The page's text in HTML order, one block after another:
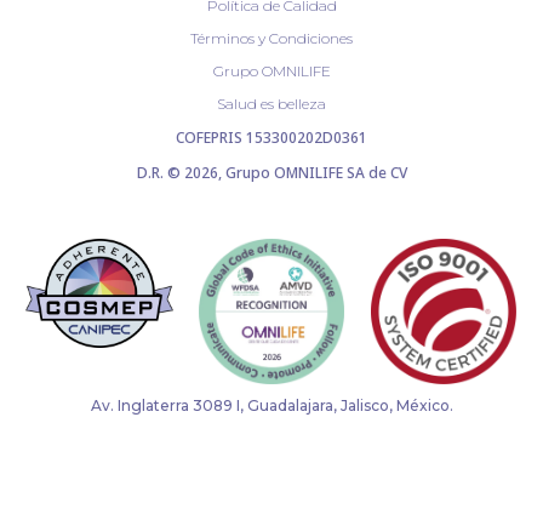
Política de Calidad
Términos y Condiciones
Grupo OMNILIFE
Salud es belleza
COFEPRIS 153300202D0361
D.R. © 2026, Grupo OMNILIFE SA de CV
Av. Inglaterra 3089 I, Guadalajara, Jalisco, México.